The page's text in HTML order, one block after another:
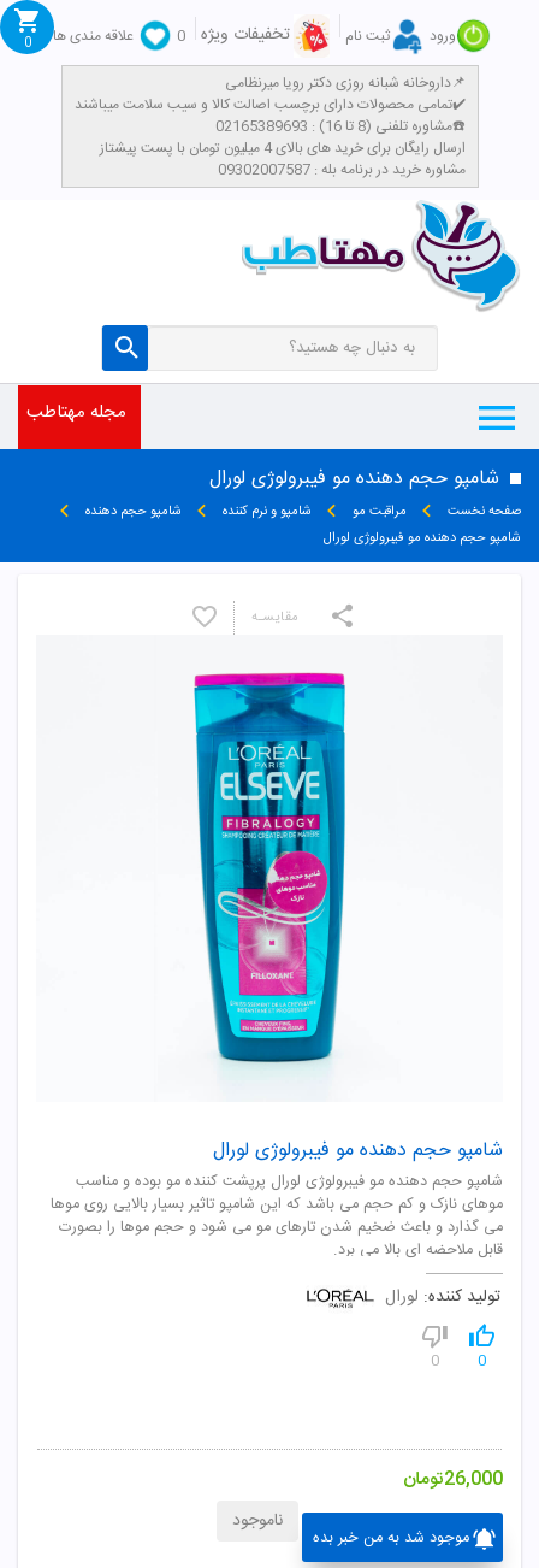
ورود ثبت نام تخفیفات ویژه 0
علاقه مندی ها
داروخانه شبانه روزی دکتر رویا میرنظامی📌
تمامی محصولات دارای برچسب اصالت کالا و سیب سلامت میباشند✔️
مشاوره تلفنی (8 تا 16) : 02165389693☎️
​ارسال رایگان برای خرید های بالای 4 میلیون تومان با پست پیشتاز
مشاوره خرید در برنامه بله : 09302007587
0
مجله مهتاطب
شامپو حجم دهنده مو فیبرولوژی لورال
صفحه نخست مراقبت مو شامپو و نرم کننده
شامپو حجم دهنده
شامپو حجم دهنده مو فیبرولوژی لورال
شامپو حجم دهنده مو فیبرولوژی لورال
شامپو حجم دهنده مو فيبرولوژی لورال پرپشت کننده مو بوده و مناسب
موهای نازک و کم حجم می باشد که اين شامپو تاثير بسيار بالايی روی موها
می گذارد و باعث ضخيم شدن تارهای مو می شود و حجم موها را بصورت
قابل ملاحضه ای بالا می برد.
تولید کننده: لورال
0
0
26,000تومان
موجود شد به من خبر بده
ناموجود
مقایسـه